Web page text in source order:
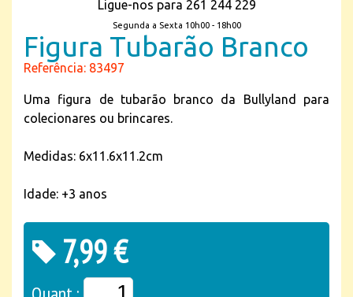
Ligue-nos para 261 244 229
Segunda a Sexta 10h00 - 18h00
Figura Tubarão Branco
Referência: 83497
Uma figura de tubarão branco da Bullyland para
colecionares ou brincares.
Medidas: 6x11.6x11.2cm
Idade: +3 anos
7,99 €